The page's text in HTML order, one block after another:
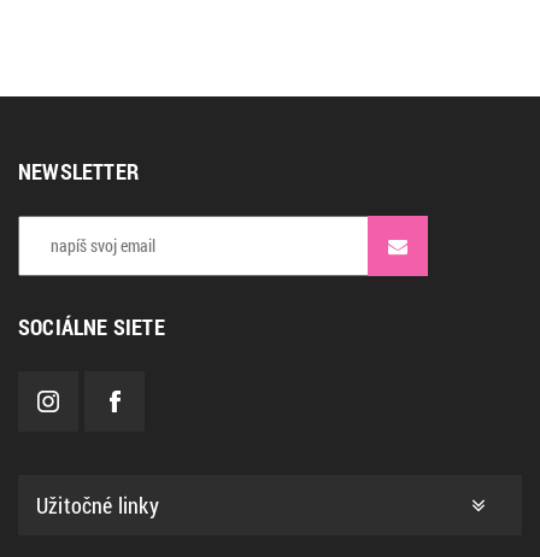
NEWSLETTER
SOCIÁLNE SIETE
Užitočné linky